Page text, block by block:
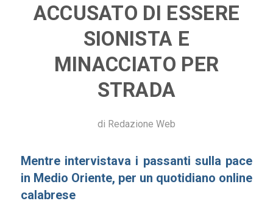
ACCUSATO DI ESSERE
SIONISTA E
MINACCIATO PER
STRADA
di Redazione Web
Mentre intervistava i passanti sulla pace
in Medio Oriente, per un quotidiano online
calabrese